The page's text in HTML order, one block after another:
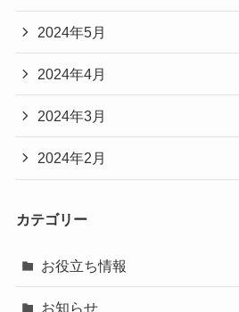
2024年5月
2024年4月
2024年3月
2024年2月
カテゴリー
お役立ち情報
お知らせ